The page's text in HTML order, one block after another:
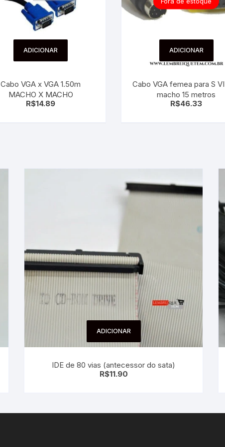
ADICIONAR
Cabo VGA x VGA 1.50m
MACHO X MACHO
R$14.89
ADICIONAR
Cabo VGA femea para S
macho 15 metros
R$46.33
ADICIONAR
IDE de 80 vias (antecessor do sata)
R$11.90